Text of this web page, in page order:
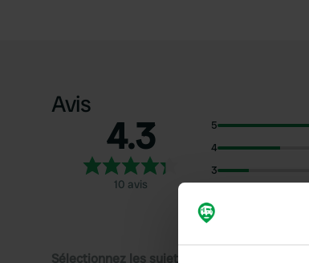
Avis
4.3
10 avis
5
4
3
1
Sélectionnez les sujets pour lire les critiques :